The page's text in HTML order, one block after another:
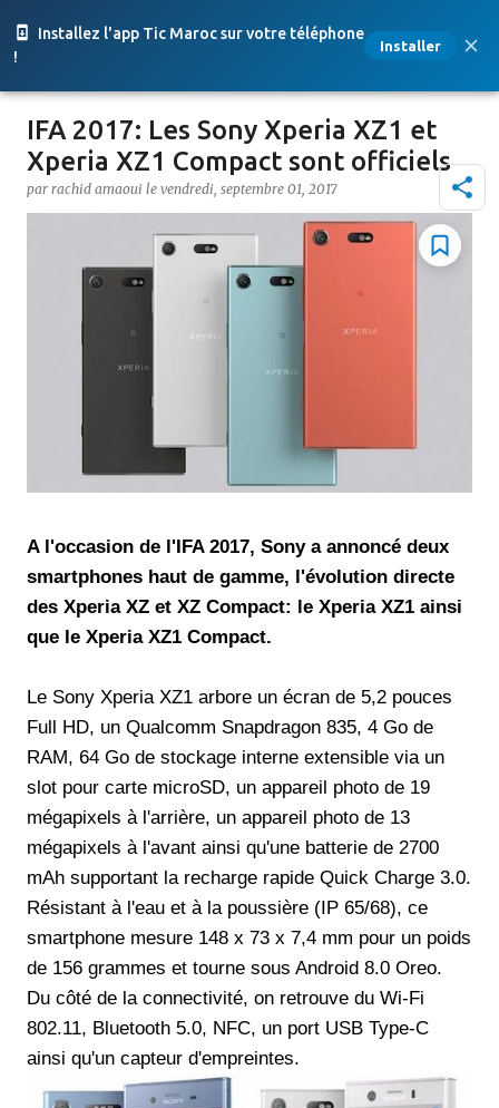
Installez l'app Tic Maroc sur votre téléphone
!
Installer
Accéder au contenu principal
IFA 2017: Les Sony Xperia XZ1 et
Xperia XZ1 Compact sont officiels
par rachid amaoui le vendredi, septembre 01, 2017
A l'occasion de l'IFA 2017, Sony a annoncé deux
smartphones haut de gamme, l'évolution directe
des Xperia XZ et XZ Compact: le Xperia XZ1 ainsi
que le Xperia XZ1 Compact.
Le Sony Xperia XZ1 arbore un écran de 5,2 pouces
Full HD, un Qualcomm Snapdragon 835, 4 Go de
RAM, 64 Go de stockage interne extensible via un
slot pour carte microSD, un appareil photo de 19
mégapixels à l'arrière, un appareil photo de 13
mégapixels à l'avant ainsi qu'une batterie de 2700
mAh supportant la recharge rapide Quick Charge 3.0.
Résistant à l'eau et à la poussière (IP 65/68), ce
smartphone mesure 148 x 73 x 7,4 mm pour un poids
de 156 grammes et tourne sous Android 8.0 Oreo.
Du côté de la connectivité, on retrouve du Wi-Fi
802.11, Bluetooth 5.0, NFC, un port USB Type-C
ainsi qu'un capteur d'empreintes.